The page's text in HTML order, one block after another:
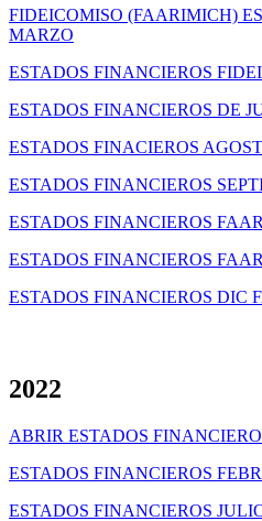
FIDEICOMISO (FAARIMICH)
MARZO
ESTADOS FINANCIEROS
ESTADOS FINANCIEROS DE
ESTADOS FINACIEROS
ESTADOS FINANCIEROS
ESTADOS FINANCIEROS
ESTADOS FINANCIEROS
ESTADOS FINANCIEROS DIC
2022
ABRIR ESTADOS
ESTADOS FINANCIEROS
ESTADOS FINANCIEROS